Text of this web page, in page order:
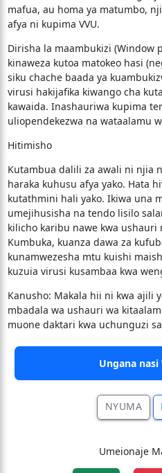
mafua, au homa ya matumbo,
afya ni kupima VVU.
​Dirisha la maambukizi (Window
kinaweza kutoa matokeo hasi
siku chache baada ya
virusi hakijafika kiwango cha
kawaida. Inashauriwa kupima
uliopendekezwa na wataalamu
​Hitimisho
​Kutambua dalili za awali ni njia
haraka kuhusu afya yako. Hata
kutathmini hali yako. Ikiwa una
umejihusisha na tendo lisilo
kilicho karibu nawe kwa ushauri
Kumbuka, kuanza dawa za
kunamwezesha mtu kuishi
kuzuia virusi kusambaa kwa
​Kanusho: Makala hii ni kwa ajili
mbadala wa ushauri wa
muone daktari kwa uchunguzi
Ungana
NYUMA
Umeionaje